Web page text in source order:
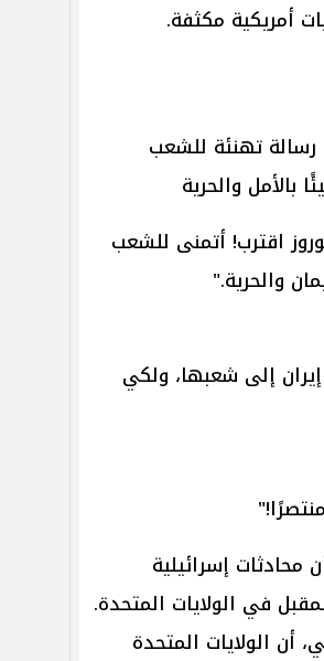
أمريكية مكثفة.
رسالة تهنئة للشعب
بالأمل والحرية
اقترب! أتمنى للشعب
والحرية."
إلى شعبها، ولكي
إسرائيلية
في الولايات المتحدة.
الولايات المتحدة